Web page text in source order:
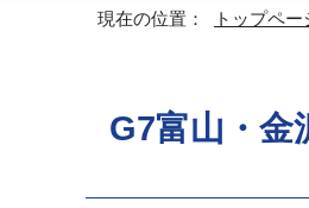
現在の位置： トップペー
G7富山・